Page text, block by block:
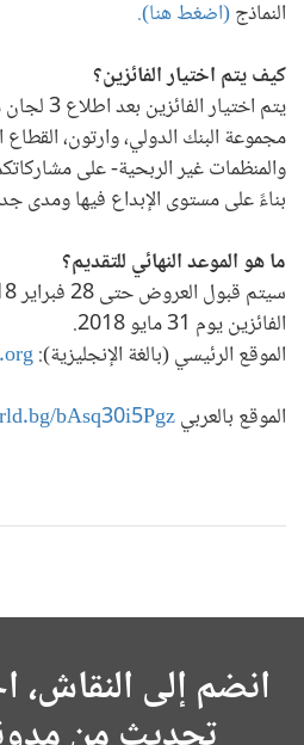
النماذج(اضغط هنا).
كيف يتم اختيار الفائزين؟
يتم
مجموعة البنك الدولي، وارتون،
والمنظمات غير الربحية- على
بناءً على مستوى الإبداع فيها ومدى
ما هو الموعد النهائي للتقديم؟
الفائزين يوم 31 مايو 2018
.
الموقع الرئيسي (بالغة الإنجليزية):
الموقع بالعربيbAsq30i5Pgz
انضم إلى